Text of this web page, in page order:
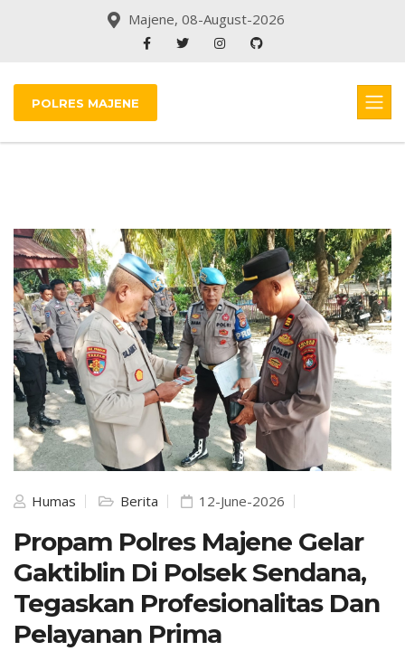
Majene, 08-August-2026
POLRES MAJENE
Humas Berita 12-June-2026
Propam Polres Majene Gelar
Gaktiblin Di Polsek Sendana,
Tegaskan Profesionalitas Dan
Pelayanan Prima